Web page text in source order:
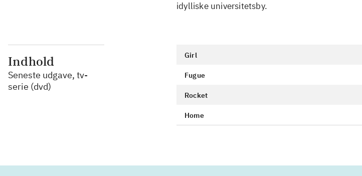
idylliske universitetsby.
Indhold
Seneste udgave, tv-
serie (dvd)
Girl
Fugue
Rocket
Home